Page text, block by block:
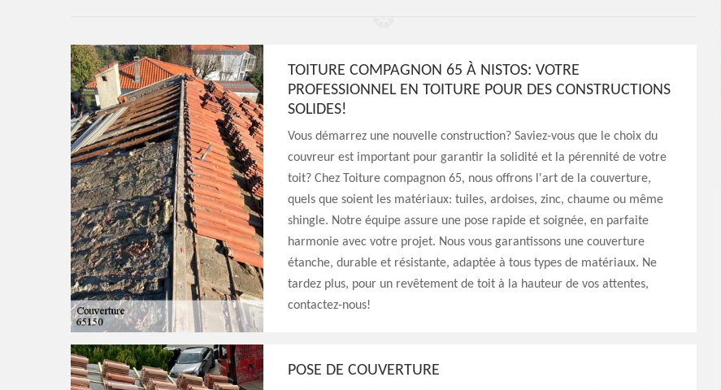
TOITURE COMPAGNON 65 À NISTOS: VOTRE
PROFESSIONNEL EN TOITURE POUR DES CONSTRUCTIONS
SOLIDES!
Vous démarrez une nouvelle construction? Saviez-vous que le choix du
couvreur est important pour garantir la solidité et la pérennité de votre
toit? Chez Toiture compagnon 65, nous offrons l'art de la couverture,
quels que soient les matériaux: tuiles, ardoises, zinc, chaume ou même
shingle. Notre équipe assure une pose rapide et soignée, en parfaite
harmonie avec votre projet. Nous vous garantissons une couverture
étanche, durable et résistante, adaptée à tous types de matériaux. Ne
tardez plus, pour un revêtement de toit à la hauteur de vos attentes,
contactez-nous!
POSE DE COUVERTURE